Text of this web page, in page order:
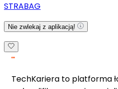
STRABAG
Nie zwlekaj z aplikacją!
TechKariera to platforma